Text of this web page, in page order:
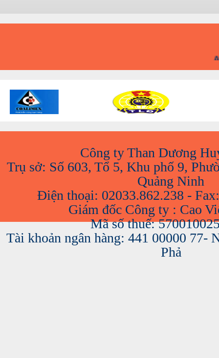
Công ty Than Dương
Trụ sở: Số 603, Tổ 5, Khu phố 9,
Quảng Ninh
Điện thoại: 02033.862.238 -
Giám đốc Công ty : Cao
Mã số thuế:
Tài khoản ngân hàng: 441 00000 77-
Phả